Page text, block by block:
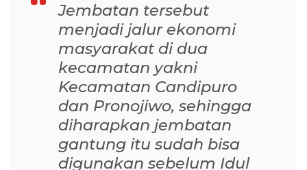
Jembatan tersebut
menjadi jalur ekonomi
masyarakat di dua
kecamatan yakni
Kecamatan Candipuro
dan Pronojiwo, sehingga
diharapkan jembatan
gantung itu sudah bisa
digunakan sebelum Idul